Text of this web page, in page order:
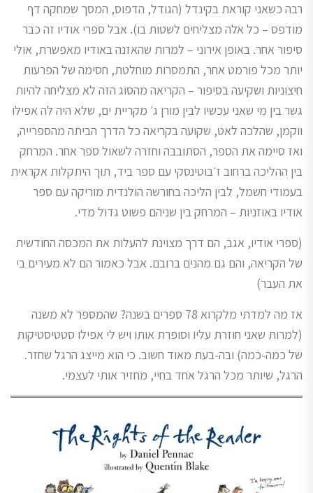
רבה כשאני קוראת בקינדל (הגודל, הדפוס, המסך שמחקה דף
מודפס – כל אלה מצליחים לשטות בו). אבל ספרי אודיו זה כבר
סיפור אחר. באופן אירוני – למרות שהאזנה באודיו מאפשרת, אולי
יותר מכל פורמט אחר, התמסרות מוחלטת, חסימה של הפרעות
חיצוניות ושקיעה בסיפור – הקריאה מהסוג הזה לא מצליחה להיות
גשר בין מי שאני עכשיו לבין מורן ג׳ מקריית ים, שלא היה לה אפילו
ווקמן, שהלכה לאט, שקועה בקריאה כל הדרך הביתה מהספרייה,
ואז סיימה את הספר, הסתובבה וחזרה לשאול ספר אחר. המרחק
בין ההליכה ברחוב ז׳בוטינסקי עם ספר ביד, תוך היתקלות אקראית
בעמודי חשמל, לבין הליכה בחורשה הולנדית מוריקה עם ספר
אודיו באוזניות – המרחק בין שניהם פשוט גדול מדי.
(ספרי אודיו, אגב, הם דרך מצוינת להעלות את המכסה החודשית
של הקריאה, והם גם מהנים ברובם. אבל כאמור הם לא מעירים בי
את העבר)
אז מה למדתי מלקרוא 78 ספרים בשנה? שהמספר לא משנה
(למרות שאני חוזרת עליו וסופרת אותו ויש לי אפילו סטטיסטיקות
של כמה-כמה) ובה-בעת מאוד חשוב. כי הוא מייצג הרגל שחזר.
הרגל, שיותר מכל הרגל אחד בחיי, מחזיר אותי לעצמי.